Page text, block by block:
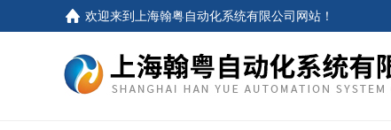
欢迎来到 上海翰粤自动化系统有限公司网站 ！